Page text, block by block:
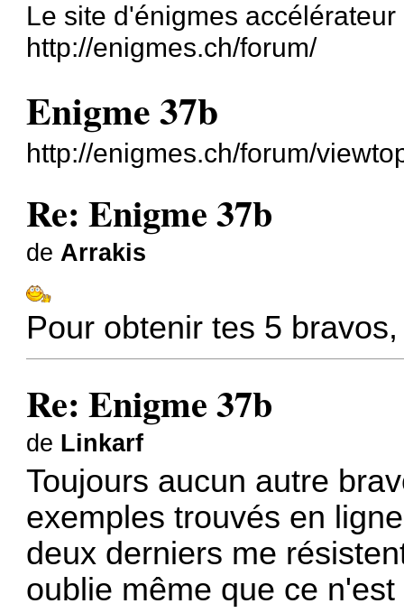
Le site d'énigmes
http://enigmes.ch/forum/
Enigme 37b
http://enigmes.ch/forum/
Re: Enigme 37b
de Arrakis
Pour obtenir tes 5
Re: Enigme 37b
de Linkarf
Toujours aucun autre
exemples trouvés en
deux derniers me
oublie même que ce